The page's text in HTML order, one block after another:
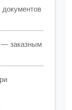
документов
— заказным